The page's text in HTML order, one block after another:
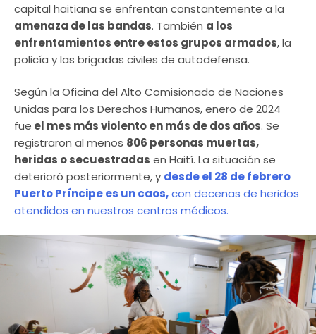
capital haitiana se enfrentan constantemente a la
amenaza de las bandas. También a los
enfrentamientos entre estos grupos armados, la
policía y las brigadas civiles de autodefensa.
Según la Oficina del Alto Comisionado de Naciones
Unidas para los Derechos Humanos, enero de 2024
fue el mes más violento en más de dos años. Se
registraron al menos 806 personas muertas,
heridas o secuestradas en Haití. La situación se
deterioró posteriormente, y desde el 28 de febrero
Puerto Príncipe es un caos,con decenas de heridos
atendidos en nuestros centros médicos.